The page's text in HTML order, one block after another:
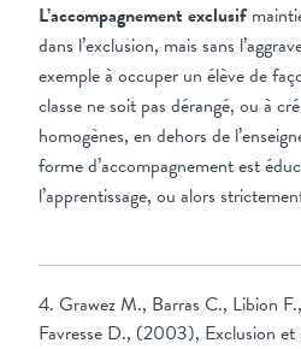
L’accompagnement exclusif
dans l’exclusion, mais sans
exemple à occuper un élève de
classe ne soit pas dérangé, ou à
homogènes, en dehors de
forme d’accompagnement est
l’apprentissage, ou alors
4. Grawez M., Barras C., Libion
Favresse D., (2003), Exclusion et